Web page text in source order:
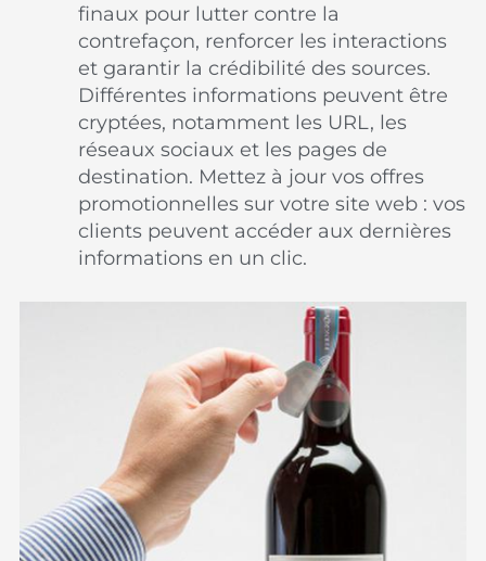
finaux pour lutter contre la
contrefaçon, renforcer les interactions
et garantir la crédibilité des sources.
Différentes informations peuvent être
cryptées, notamment les URL, les
réseaux sociaux et les pages de
destination. Mettez à jour vos offres
promotionnelles sur votre site web : vos
clients peuvent accéder aux dernières
informations en un clic.